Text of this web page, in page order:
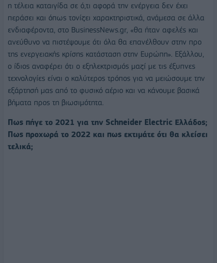
η τέλεια καταιγίδα σε ό,τι αφορά την ενέργεια δεν έχει
περάσει και όπως τονίζει χαρακτηριστικά, ανάμεσα σε άλλα
ενδιαφέροντα, στο BusinessNews.gr, «θα ήταν αφελές και
ανεύθυνο να πιστέψουμε ότι όλα θα επανέλθουν στην προ
της ενεργειακής κρίσης κατάσταση στην Ευρώπη». Eξάλλου,
ο ίδιος αναφέρει ότι ο εξηλεκτρισμός μαζί με τις έξυπνες
τεχνολογίες είναι ο καλύτερος τρόπος για να μειώσουμε την
εξάρτησή μας από το φυσικό αέριο και να κάνουμε βασικά
βήματα προς τη βιωσιμότητα.
Πως πήγε το 2021 για την Schneider Electric Ελλάδος;
Πως προχωρά το 2022 και πως εκτιμάτε ότι θα κλείσει
τελικά;